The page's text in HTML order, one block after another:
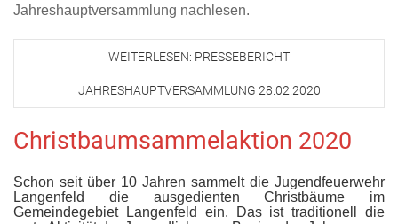
Jahreshauptversammlung nachlesen.
WEITERLESEN: PRESSEBERICHT
JAHRESHAUPTVERSAMMLUNG 28.02.2020
Christbaumsammelaktion 2020
Schon seit über 10 Jahren sammelt die Jugendfeuerwehr
Langenfeld die ausgedienten Christbäume im
Gemeindegebiet Langenfeld ein. Das ist traditionell die